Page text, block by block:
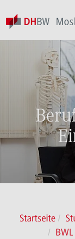
Startseite